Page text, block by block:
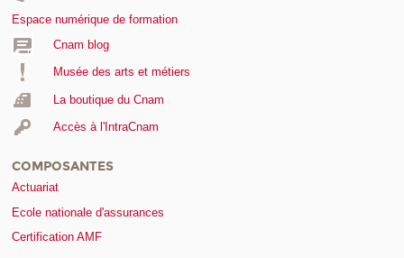
Espace numérique de formation
Cnam blog
Musée des arts et métiers
La boutique du Cnam
Accès à l'IntraCnam
COMPOSANTES
Actuariat
Ecole nationale d'assurances
Certification AMF